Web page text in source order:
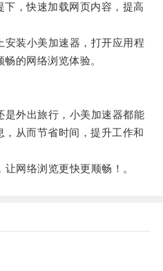
，快速加载网页内容，提高
装小美加速器，打开应用程
的网络浏览体验。
外出旅行，小美加速器都能
从而节省时间，提升工作和
网络浏览更快更顺畅！。